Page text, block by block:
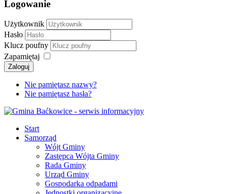
Logowanie
Użytkownik
Hasło
Klucz poufny
Zapamiętaj
Zaloguj
Nie pamiętasz nazwy?
Nie pamiętasz hasła?
Start
Samorząd
Wójt Gminy
Zastępca Wójta Gminy
Rada Gminy
Urząd Gminy
Gospodarka odpadami